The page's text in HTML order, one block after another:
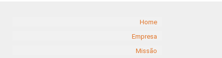
Home
Empresa
Missão